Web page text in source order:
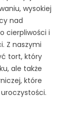
wysokiej
nad
cierpliwości i
Z naszymi
tort, który
ale także
które